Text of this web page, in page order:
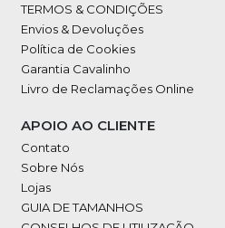
TERMOS & CONDIÇÕES
Envios & Devoluções
Política de Cookies
Garantia Cavalinho
Livro de Reclamações Online
APOIO AO CLIENTE
Contato
Sobre Nós
Lojas
GUIA DE TAMANHOS